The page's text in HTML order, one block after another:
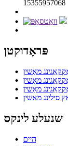
15355957068
פּראָדוקטן
מאַשין
מאַשין
מאַשין
סילינג מאַשין
שנעלע לינקס
היים